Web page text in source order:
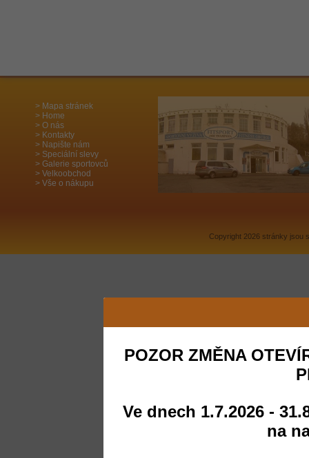
Mapa stránek
Home
O nás
Kontakty
Napište nám
Speciální slevy
Galerie sportovců
Velkoobchod
Vše o nákupu
POZOR ZMĚNA
Ve dnech 1.7.2026 -
na
Copyright 2026 stránky jsou